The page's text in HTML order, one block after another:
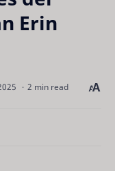
Erin
2 min read